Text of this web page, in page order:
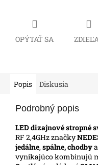
OPÝTAŤ SA
Popis Diskusia
Podrobný popis
LED dizajnové stropné
RF 2,4GHz značky
jedálne,spálne, chodby
vynikajúco kombinujú